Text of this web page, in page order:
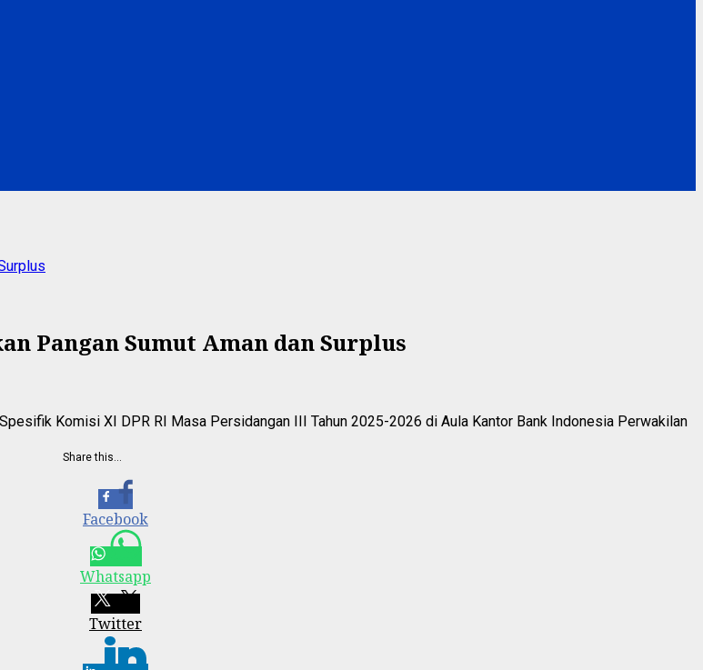
Pangan Sumut Aman dan Surplus
Komisi XI DPR RI Masa Persidangan III Tahun 2025-2026 di Aula Kantor Bank Indonesia Perwakilan
Share this…
Facebook
Whatsapp
Twitter